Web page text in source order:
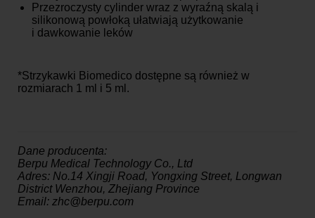
Przezroczysty cylinder wraz z wyraźną skalą i
silikonową powłoką ułatwiają użytkowanie
i dawkowanie leków
*Strzykawki Biomedico dostępne są również w
rozmiarach 1 ml i 5 ml.
Dane producenta:
Berpu Medical Technology Co., Ltd
Adres: No.14 Xingji Road, Yongxing Street, Longwan
District Wenzhou, Zhejiang Province
Email: zhc@berpu.com